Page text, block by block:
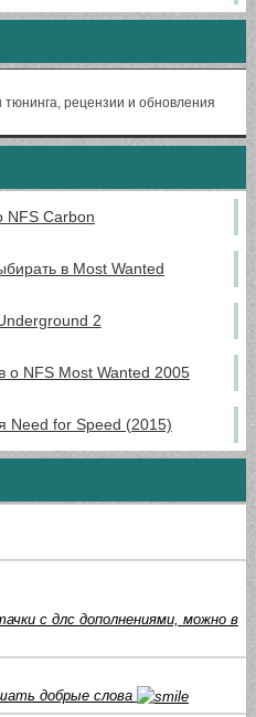
тюнинга, рецензии и обновления
NFS Carbon
в Most Wanted
2
о NFS Most Wanted 2005
Need for Speed (2015)
с длс дополнениями, можно в
добрые слова